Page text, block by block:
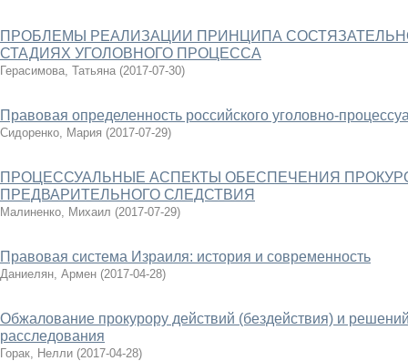
ПРОБЛЕМЫ РЕАЛИЗАЦИИ ПРИНЦИПА
СТАДИЯХ УГОЛОВНОГО ПРОЦЕССА
Герасимова, Татьяна (2017-07-30)
Правовая определенность российского уголовно-
Сидоренко, Мария (2017-07-29)
ПРОЦЕССУАЛЬНЫЕ АСПЕКТЫ ОБЕСПЕЧЕНИЯ
ПРЕДВАРИТЕЛЬНОГО СЛЕДСТВИЯ
Малиненко, Михаил (2017-07-29)
Правовая система Израиля: история и современность
Даниелян, Армен (2017-04-28)
Обжалование прокурору действий (бездействия) и
расследования
Горак, Нелли (2017-04-28)